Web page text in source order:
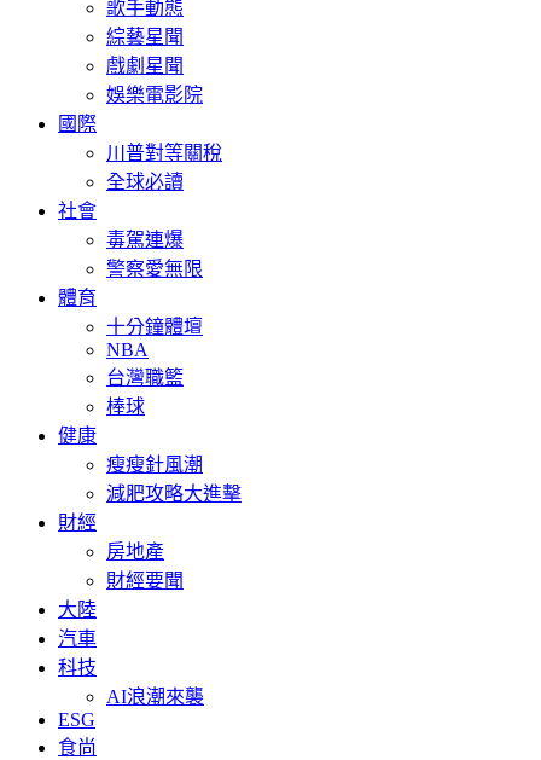
歌手動態
綜藝星聞
戲劇星聞
娛樂電影院
國際
川普對等關稅
全球必讀
社會
毒駕連爆
警察愛無限
體育
十分鐘體壇
NBA
台灣職籃
棒球
健康
瘦瘦針風潮
減肥攻略大進擊
財經
房地產
財經要聞
大陸
汽車
科技
AI浪潮來襲
ESG
食尚